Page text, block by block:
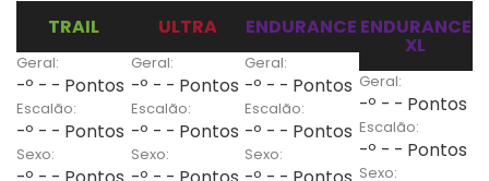
TRAIL
Geral:
-º - - Pontos
Escalão:
-º - - Pontos
Sexo:
ULTRA
Geral:
-º - - Pontos
Escalão:
-º - - Pontos
Sexo:
ENDURANCE
Geral:
-º - - Pontos
Escalão:
-º - - Pontos
Sexo:
ENDURANCE
XL
Geral:
-º - - Pontos
Escalão:
-º - - Pontos
Sexo: